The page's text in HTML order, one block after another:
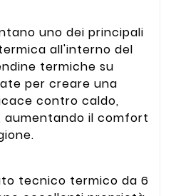
uno dei principali
all'interno del
termiche su
per creare una
contro caldo,
aumentando il comfort
tecnico termico da 6